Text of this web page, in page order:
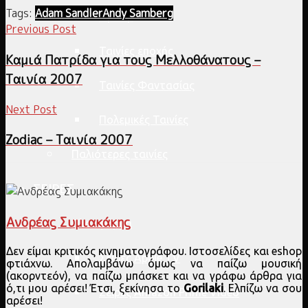
Θρίλερ
ΣΕΙΡΕΣ
Πλατφόρμα
Σειρές Apple TV
Σειρές Amazon Prime Video
Tags: Adam SandlerAndy Samberg
Previous Post
Καμιά Πατρίδα για τους Μελλοθάνατους –
Ταινία 2007
Next Post
Zodiac – Ταινία 2007
Ανδρέας Συμιακάκης
Δεν είμαι κριτικός κινηματογράφου. Ιστοσελίδες και eshop
φτιάχνω. Απολαμβάνω όμως να παίζω μουσική
(ακορντεόν), να παίζω μπάσκετ και να γράφω άρθρα για
ό,τι μου αρέσει! Έτσι, ξεκίνησα το Gorilaki. Ελπίζω να σου
αρέσει!